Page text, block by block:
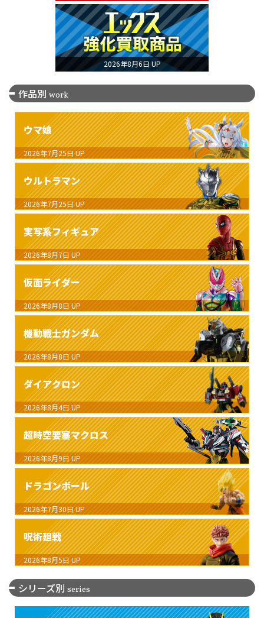
2026年8月6日 UP
作品別 work
ウマ娘
2026年7月25日 UP
ウルトラマン
2026年7月25日 UP
実写系フィギュア
2026年8月7日 UP
仮面ライダー
2026年8月8日 UP
機動戦士ガンダム
2026年8月8日 UP
ダイアクロン
2026年8月4日 UP
超時空要塞マクロス
2026年8月9日 UP
ドラゴンボール
2026年7月30日 UP
呪術廻戦
2026年8月5日 UP
シリーズ別 series